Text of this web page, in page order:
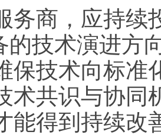
务商，应持续
的技术演进方
保技术向标准
术共识与协同
能得到持续改